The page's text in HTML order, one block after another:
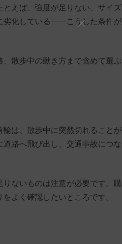
えば、強度が足りない、サイ
劣化している――こうした条件
散歩中の動き方まで含めて選
は、散歩中に突然切れること
路へ飛び出し、交通事故につ
ないものは注意が必要です。
よく確認したいところです。